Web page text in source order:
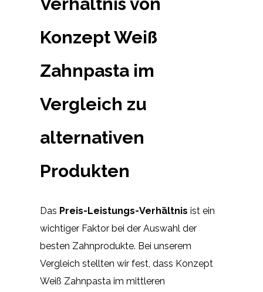
Konzept Weiß
Zahnpasta im
Vergleich zu
alternativen
Produkten
Das Preis-Leistungs-Verhältnis ist ein
wichtiger Faktor bei der Auswahl der
besten Zahnprodukte. Bei unserem
Vergleich stellten wir fest, dass Konzept
Weiß Zahnpasta im mittleren